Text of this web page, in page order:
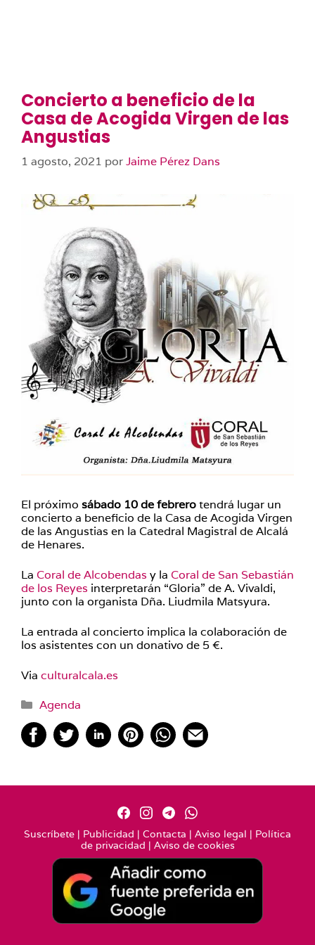
Concierto a beneficio de la
Casa de Acogida Virgen de las
Angustias
1 agosto, 2021 porJaime Pérez Dans
El próximo sábado 10 de febrerotendrá lugar un
concierto a beneficio de la Casa de Acogida Virgen
de las Angustias en la Catedral Magistral de Alcalá
de Henares.
La Coral de Alcobendas y la Coral de San Sebastián
de los Reyes interpretarán “Gloria” de A. Vivaldi,
junto con la organista Dña. Liudmila Matsyura.
La entrada al concierto implica la colaboración de
los asistentes con un donativo de 5 €.
Via culturalcala.es
Categorías
Agenda
Suscríbete | Publicidad | Contacta | Aviso legal | Política
de privacidad | Aviso de cookies